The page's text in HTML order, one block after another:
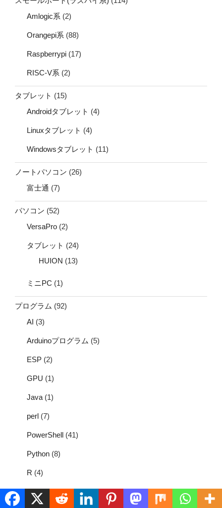
Amlogic系 (2)
Orangepi系 (88)
Raspberrypi (17)
RISC-V系 (2)
タブレット (15)
Androidタブレット (4)
Linuxタブレット (4)
Windowsタブレット (11)
ノートパソコン (26)
富士通 (7)
パソコン (52)
VersaPro (2)
タブレット (24)
HUION (13)
ミニPC (1)
プログラム (92)
AI (3)
Arduinoプログラム (5)
ESP (2)
GPU (1)
Java (1)
perl (7)
PowerShell (41)
Python (8)
R (4)
SQL(3)